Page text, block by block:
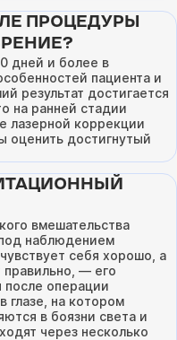
ПРОЦЕДУРЫ
дней и более в
пациента и
результат достигается
на ранней стадии
лазерной коррекции
оценить достигнутый
вмешательства
наблюдением
себя хорошо, а
― его
операции
на котором
в боязни света и
через несколько